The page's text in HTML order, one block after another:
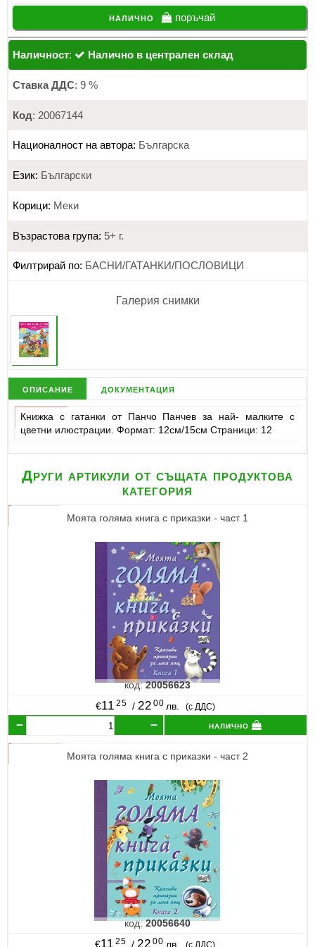
налично поръчай
Наличност: Налично в централен склад
Ставка ДДС: 9 %
Код: 20067144
Националност на автора: Българска
Език: Български
Корици: Меки
Възрастова група: 5+ г.
Филтрирай по: БАСНИ/ГАТАНКИ/ПОСЛОВИЦИ
Галерия снимки
описание документация
Книжка с гатанки от Панчо Панчев за най- малките с
цветни илюстрации. Формат: 12см/15см Страници: 12
Други артикули от същата продуктова
категория
Моята голяма книга с приказки - част 1
код:20056623
€11 25 / 22 00 лв. (с ДДС)
налично
Моята голяма книга с приказки - част 2
код:20056640
€11 25 / 22 00 лв.